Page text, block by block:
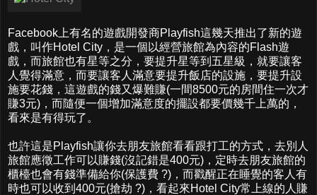
Facebook上有名的遊戲開發商Playfish這幾天推出了新的遊
戲，叫作Hotel City，是一個以經營旅館為內容的Flash遊
戲，而旅館也有星等之分，要提升星等到五星級，就要讓客
人覺得滿意，而要讓客人滿意要提升飯店的設施，要提升設
施要花錢，這遊戲的錢又爆難賺(一間8500元的房間住一次才
賺3元)，而隨便一個增加滿意度的擺設都要價幾千上萬的，
看來是有得玩了。
也許這是Playfish讓你去朋友旅館看看跟打工的方式，去別人
旅館應徵工作可以賺錢(沒記錯是400元)，定時去朋友旅館的
櫃檯也會有錢準備給你(保護費 ?)，而戳醒正在睡覺的客人有
時也可以收到400元(搶劫 ?)，看起來Hotel City常上線的人賺